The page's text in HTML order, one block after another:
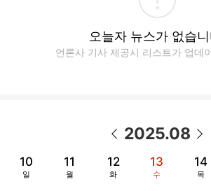
오늘자 뉴스가 없습
언론사 기사 제공시 리스트가 업데
2025.08
10
일
11
월
12
화
13
수
14
목